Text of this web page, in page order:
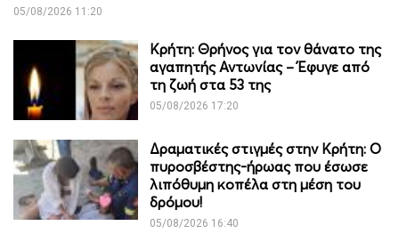
05/08/2026 11:20
Κρήτη: Θρήνος για τον θάνατο της
αγαπητής Αντωνίας – Έφυγε από
τη ζωή στα 53 της
05/08/2026 17:20
Δραματικές στιγμές στην Κρήτη: Ο
πυροσβέστης-ήρωας που έσωσε
λιπόθυμη κοπέλα στη μέση του
δρόμου!
05/08/2026 16:40